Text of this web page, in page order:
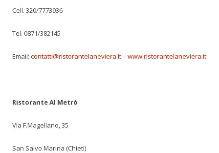
Cell. 320/7773936
Tel. 0871/382145
Email: contatti@ristorantelaneviera.it– www.ristorantelaneviera.it
Ristorante Al Metrò
Via F.Magellano, 35
San Salvo Marina (Chieti)